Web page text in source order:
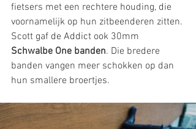
fietsers met een rechtere houding, die
voornamelijk op hun zitbeenderen zitten.
Scott gaf de Addict ook 30mm
Schwalbe One banden. Die bredere
banden vangen meer schokken op dan
hun smallere broertjes.